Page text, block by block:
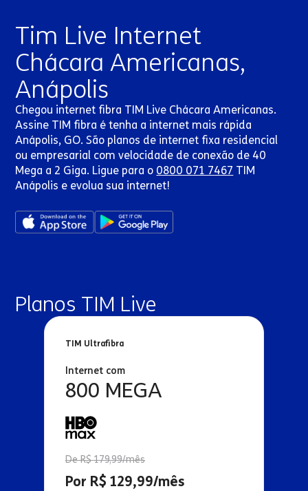
Tim Live Internet
Chácara Americanas,
Anápolis
Chegou internet fibra TIM Live Chácara Americanas.
Assine TIM fibra é tenha a internet mais rápida
Anápolis, GO. São planos de internet fixa residencial
ou empresarial com velocidade de conexão de 40
Mega a 2 Giga. Ligue para o 0800 071 7467 TIM
Anápolis e evolua sua internet!
Planos TIM Live
TIM Ultrafibra
Internet com
800 MEGA
De R$ 179,99/mês
Por R$ 129,99/mês